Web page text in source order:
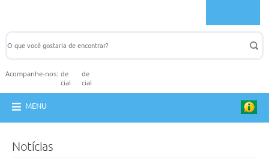
Acompanhe-nos:
MENU
Notícias